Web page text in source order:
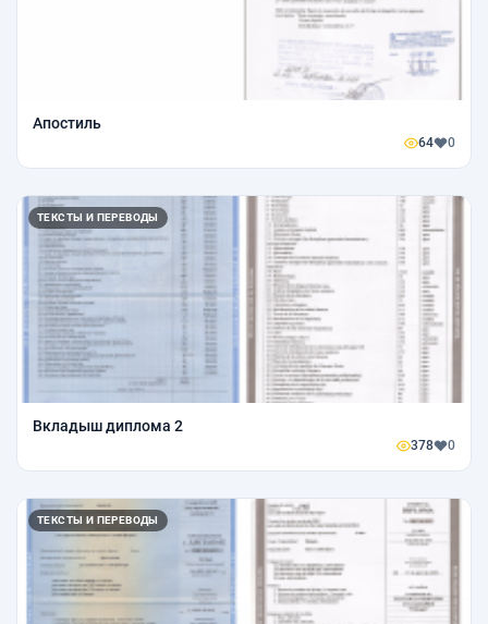
Апостиль
64 0
ТЕКСТЫ И ПЕРЕВОДЫ
Вкладыш диплома 2
378 0
ТЕКСТЫ И ПЕРЕВОДЫ